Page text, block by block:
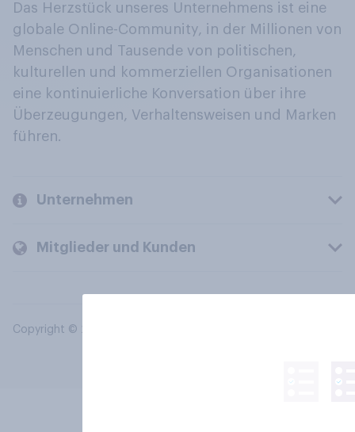
Das Herzstück unseres Unternehmens ist eine
globale Online-Community, in der Millionen von
Menschen und Tausende von politischen,
kulturellen und kommerziellen Organisationen
eine kontinuierliche Konversation über ihre
Überzeugungen, Verhaltensweisen und Marken
führen.
Unternehmen
Mitglieder und Kunden
Copyright © 2026 YouGov PLC. Alle Rechte vorbehalten.